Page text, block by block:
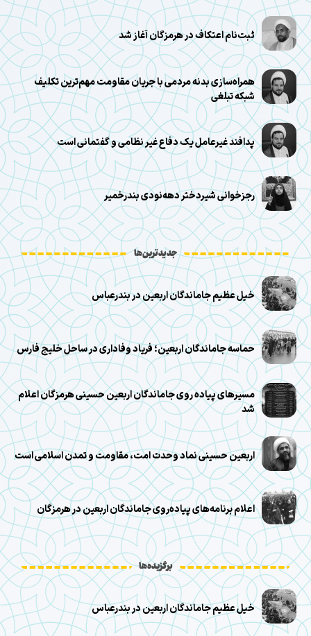
ثبت‌نام اعتکاف در هرمزگان آغاز شد
همراه‌سازی بدنه مردمی با جریان مقاومت مهم‌ترین تکلیف
شبکه تبلغی
پدافند غیرعامل یک دفاع غیر نظامی و گفتمانی است
رجزخوانی شیر‌دختر دهه‌نودی بندرخمیر
جدیدترین‌ها
خیل عظیم جاماندگان اربعین در بندرعباس
حماسه جاماندگان اربعین؛ فریاد وفاداری در ساحل خلیج فارس
مسیرهای پیاده روی جاماندگان اربعین حسینی هرمزگان اعلام
شد
اربعین حسینی نماد وحدت امت، مقاومت و تمدن اسلامی است
اعلام برنامه‌های پیاده‌روی جاماندگان اربعین در هرمزگان
برگزیده‌ها
خیل عظیم جاماندگان اربعین در بندرعباس